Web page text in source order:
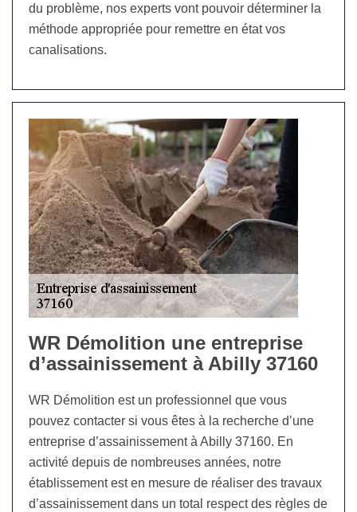
du problème, nos experts vont pouvoir déterminer la
méthode appropriée pour remettre en état vos
canalisations.
WR Démolition une entreprise
d’assainissement à Abilly 37160
WR Démolition est un professionnel que vous
pouvez contacter si vous êtes à la recherche d’une
entreprise d’assainissement à Abilly 37160. En
activité depuis de nombreuses années, notre
établissement est en mesure de réaliser des travaux
d’assainissement dans un total respect des règles de